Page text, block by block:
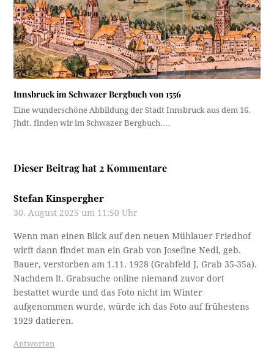
Innsbruck im Schwazer Bergbuch von 1556
Eine wunderschöne Abbildung der Stadt Innsbruck aus dem 16.
Jhdt. finden wir im Schwazer Bergbuch.…
Dieser Beitrag hat 2 Kommentare
Stefan Kinspergher
30. August 2025 um 11:50 Uhr
Wenn man einen Blick auf den neuen Mühlauer Friedhof
wirft dann findet man ein Grab von Josefine Nedl, geb.
Bauer, verstorben am 1.11. 1928 (Grabfeld J, Grab 35-35a).
Nachdem lt. Grabsuche online niemand zuvor dort
bestattet wurde und das Foto nicht im Winter
aufgenommen wurde, würde ich das Foto auf frühestens
1929 datieren.
Antworten